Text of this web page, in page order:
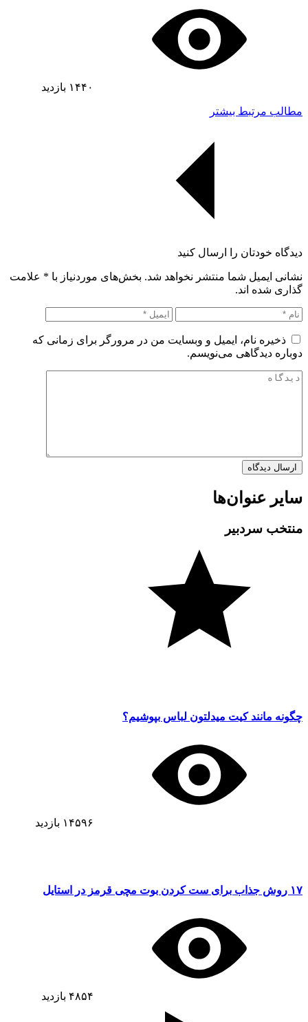
۱۴۴۰ بازدید
مطالب مرتبط بیشتر
دیدگاه خودتان را ارسال کنید
نشانی ایمیل شما منتشر نخواهد شد. بخش‌های موردنیاز با * علامت
گذاری شده اند.
ذخیره نام، ایمیل و وبسایت من در مرورگر برای زمانی که
دوباره دیدگاهی می‌نویسم.
سایر عنوان‌ها
منتخب سردبیر
چگونه مانند کیت میدلتون لباس بپوشیم؟
۱۴۵۹۶ بازدید
۱۷ روش جذاب برای ست کردن بوت مچی قرمز در استایل
۴۸۵۴ بازدید